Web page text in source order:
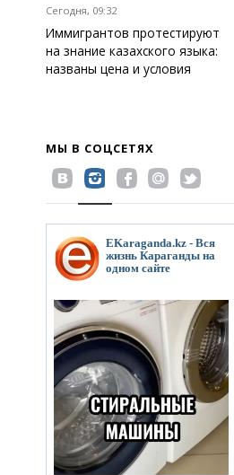
Сегодня, 09:32
Иммигрантов протестируют
на знание казахского языка:
названы цена и условия
МЫ В СОЦСЕТЯХ
EKaraganda.kz - Вся
жизнь Караганды на
одном сайте